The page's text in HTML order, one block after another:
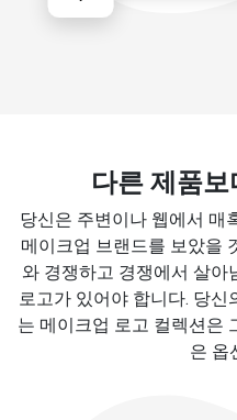
다른 제품
당신은 주변이나 웹에서 매
메이크업 브랜드를 보았을
와 경쟁하고 경쟁에서 살아
로고가 있어야 합니다. 당
는 메이크업 로고 컬렉션은
은 옵